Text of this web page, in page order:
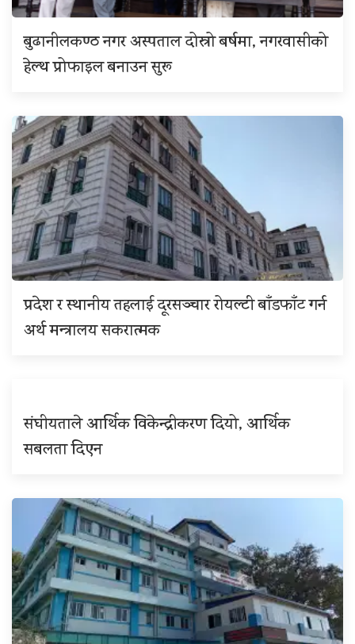
बुढानीलकण्ठ नगर अस्पताल दोस्रो बर्षमा, नगरवासीको
हेल्थ प्रोफाइल बनाउन सुरू
प्रदेश र स्थानीय तहलाई दूरसञ्चार रोयल्टी बाँडफाँट गर्न
अर्थ मन्त्रालय सकरात्मक
संघीयताले आर्थिक विकेन्द्रीकरण दियो, आर्थिक
सबलता दिएन